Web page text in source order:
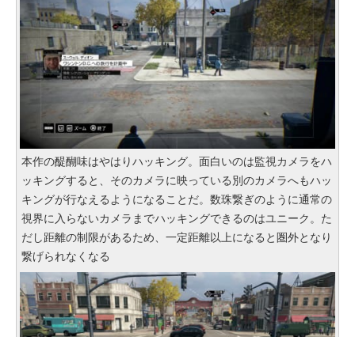
本作の醍醐味はやはりハッキング。面白いのは監視カメラをハ
ッキングすると、そのカメラに映っている別のカメラへもハッ
キングが行なえるようになることだ。数珠繋ぎのように通常の
視界に入らないカメラまでハッキングできるのはユニーク。た
だし距離の制限があるため、一定距離以上になると圏外となり
繋げられなくなる